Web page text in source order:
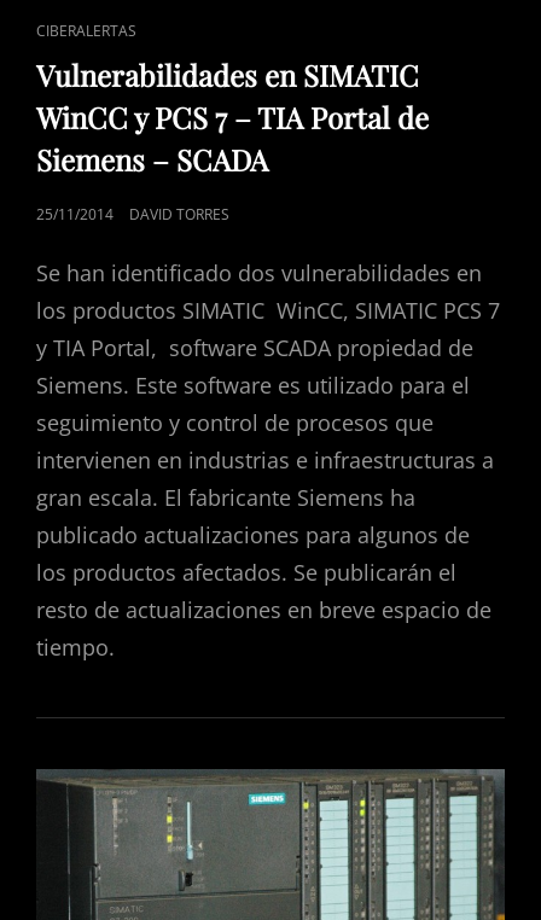
ENLACES
DE
CATEGORÍAS
CIBERALERTAS
Vulnerabilidades en SIMATIC
WinCC y PCS 7 – TIA Portal de
Siemens – SCADA
PUBLICADO
25/11/2014 DAVID TORRES
Se han identificado dos vulnerabilidades en
los productos SIMATIC WinCC, SIMATIC PCS 7
y TIA Portal, software SCADA propiedad de
Siemens. Este software es utilizado para el
seguimiento y control de procesos que
intervienen en industrias e infraestructuras a
gran escala. El fabricante Siemens ha
publicado actualizaciones para algunos de
los productos afectados. Se publicarán el
resto de actualizaciones en breve espacio de
tiempo.